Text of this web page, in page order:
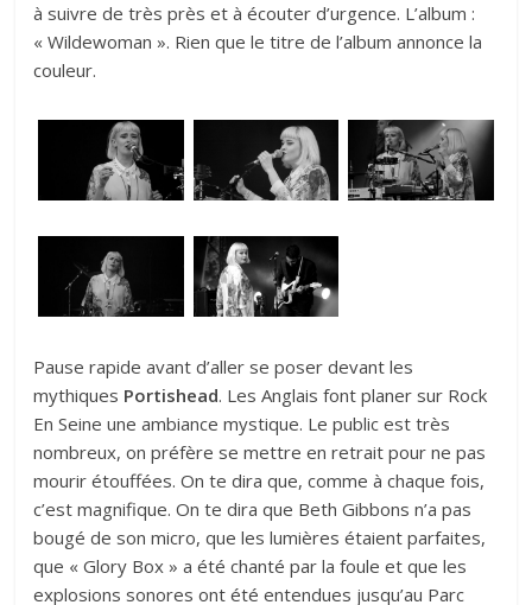
à suivre de très près et à écouter d’urgence. L’album :
« Wildewoman ». Rien que le titre de l’album annonce la
couleur.
Pause rapide avant d’aller se poser devant les
mythiques Portishead. Les Anglais font planer sur Rock
En Seine une ambiance mystique. Le public est très
nombreux, on préfère se mettre en retrait pour ne pas
mourir étouffées. On te dira que, comme à chaque fois,
c’est magnifique. On te dira que Beth Gibbons n’a pas
bougé de son micro, que les lumières étaient parfaites,
que « Glory Box » a été chanté par la foule et que les
explosions sonores ont été entendues jusqu’au Parc